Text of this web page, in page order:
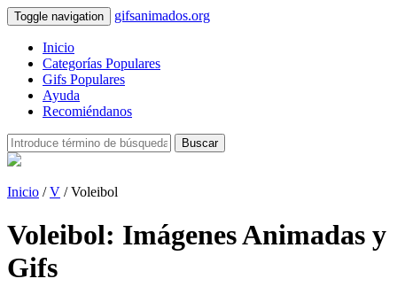
Toggle navigation gifsanimados.org
Inicio
Categorías Populares
Gifs Populares
Ayuda
Recomiéndanos
Buscar
Inicio /V / Voleibol
Voleibol: Imágenes Animadas y
Gifs